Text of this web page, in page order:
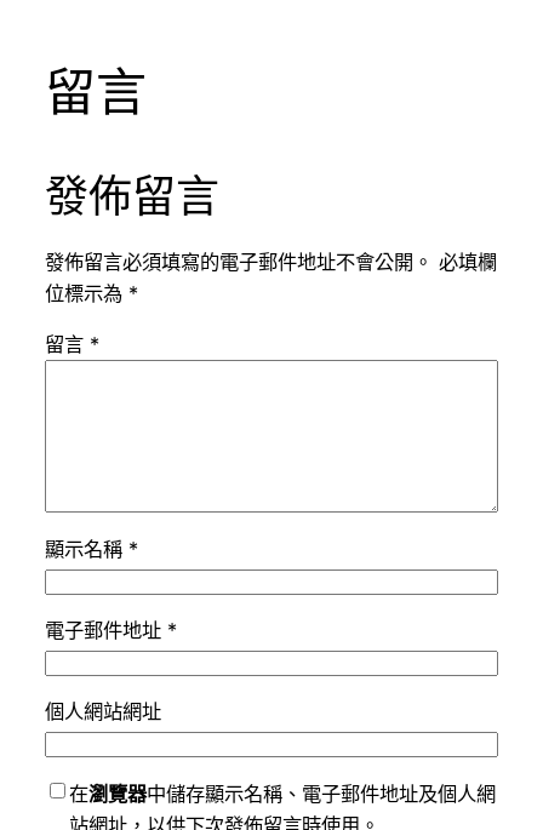
留言
發佈留言
發佈留言必須填寫的電子郵件地址不會公開。 必填欄
位標示為 *
留言 *
顯示名稱 *
電子郵件地址 *
個人網站網址
在瀏覽器中儲存顯示名稱、電子郵件地址及個人網
站網址，以供下次發佈留言時使用。